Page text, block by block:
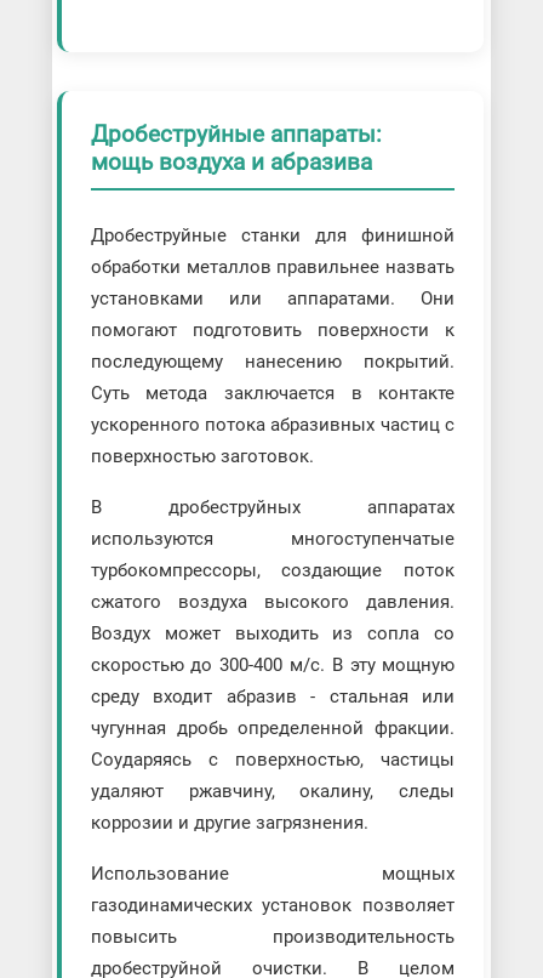
Дробеструйные аппараты:
мощь воздуха и абразива
Дробеструйные станки для финишной
обработки металлов правильнее назвать
установками или аппаратами. Они
помогают подготовить поверхности к
последующему нанесению покрытий.
Суть метода заключается в контакте
ускоренного потока абразивных частиц с
поверхностью заготовок.
В дробеструйных аппаратах
используются многоступенчатые
турбокомпрессоры, создающие поток
сжатого воздуха высокого давления.
Воздух может выходить из сопла со
скоростью до 300-400 м/с. В эту мощную
среду входит абразив - стальная или
чугунная дробь определенной фракции.
Соударяясь с поверхностью, частицы
удаляют ржавчину, окалину, следы
коррозии и другие загрязнения.
Использование мощных
газодинамических установок позволяет
повысить производительность
дробеструйной очистки. В целом